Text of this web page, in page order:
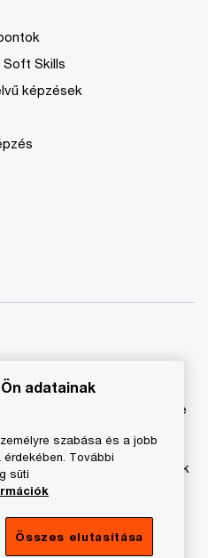
Soft Skills
képzések
fenntartva. A „PwC”
Könyvvizsgáló Kft.-re
jogi személyekből álló
Limited hálózatának
adatainak
szabása és a jobb
További
süti
Összes elutasítása